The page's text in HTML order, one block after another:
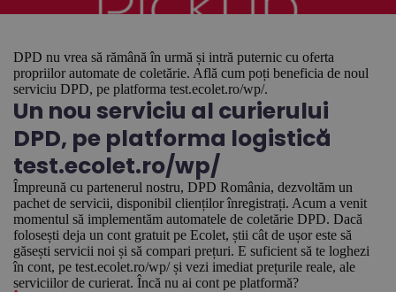
DPD nu vrea să rămână în urmă și intră puternic cu oferta
propriilor automate de coletărie. Află cum poți beneficia de noul
serviciu DPD, pe platforma test.ecolet.ro/wp/.
Un nou serviciu al curierului
DPD, pe platforma logistică
test.ecolet.ro/wp/
Împreună cu partenerul nostru, DPD România, dezvoltăm un
pachet de servicii, disponibil clienților înregistrați. Acum a venit
momentul să implementăm automatele de coletărie DPD. Dacă
folosești deja un cont gratuit pe Ecolet, știi cât de ușor este să
găsești servicii noi și să compari prețuri. E suficient să te loghezi
în cont, pe test.ecolet.ro/wp/ și vezi imediat prețurile reale, ale
serviciilor de curierat. Încă nu ai cont pe platformă?